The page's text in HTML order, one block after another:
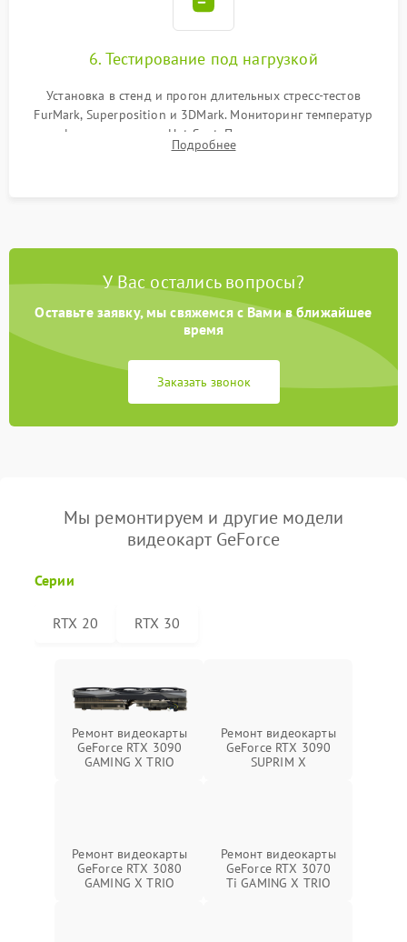
6. Тестирование под нагрузкой
Установка в стенд и прогон длительных стресс-тестов
FurMark, Superposition и 3DMark. Мониторинг температур
графического чипа и Hot Spot. Проверка на отсутствие
артефактов изображения, вылетов драйвера и зависаний.
Подробнее
У Вас остались вопросы?
Оставьте заявку, мы свяжемся с Вами в ближайшее
время
Заказать звонок
Мы ремонтируем и другие модели
видеокарт GeForce
Серии
RTX 20 RTX 30
Ремонт видеокарты
GeForce RTX 3090
GAMING X TRIO
Ремонт видеокарты
GeForce RTX 3090
SUPRIM X
Ремонт видеокарты
GeForce RTX 3080
GAMING X TRIO
Ремонт видеокарты
GeForce RTX 3070
Ti GAMING X TRIO